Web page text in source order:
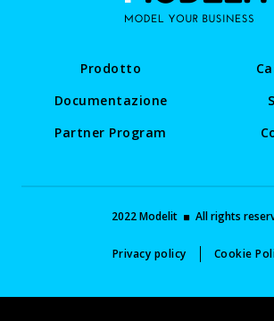
Prodotto
Documentazione
Partner Program
2022 Modelit All rights
Privacy policy Cookie